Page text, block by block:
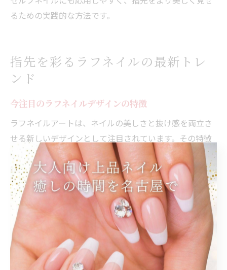
るための実践的な方法です。
指先を彩るラフネイルの最新トレ
ンド
今注目のラフネイルデザインの特徴
ラフネイルアートは、ネイルの美しさと抜け感を両立さ
せる新しいデザインとして注目されています。その特徴
は、計算されたラフさと上品な色使い、そして指先に自
然な美しさを演出できる点です。例えば、ワンカラーを
ベースに控えめなラメやニュアンスアートを加えること
で、派手すぎず洗練された印象に仕上がります。ラフな
質感や線の揺らぎが、指先を柔らかく見せるのも魅力で
す。TPOを選ばず楽しめるため、結婚式やオフィスでも
活躍します。